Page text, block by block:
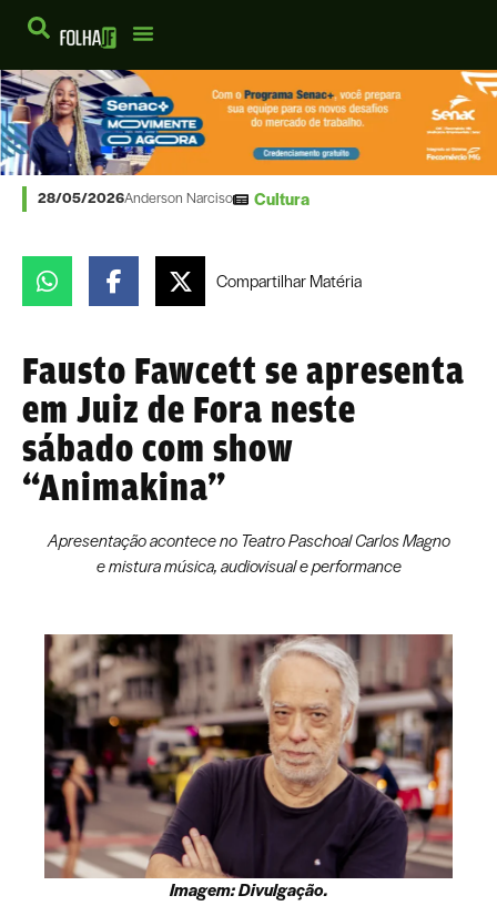
28/05/2026Anderson Narciso Cultura
CompartilharMatéria
Fausto Fawcett se apresenta
em Juiz de Fora neste
sábado com show
“Animakina”
Apresentação acontece no Teatro Paschoal Carlos Magno
e mistura música, audiovisual e performance
Imagem: Divulgação.